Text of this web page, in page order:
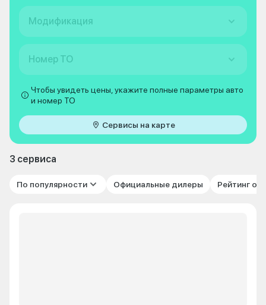
Модификация
Номер ТО
Чтобы увидеть цены, укажите полные параметры авто
и номер ТО
Сервисы на карте
3 сервиса
По популярности Официальные дилеры Рейтинг